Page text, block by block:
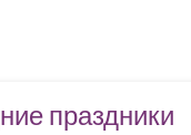
праздники